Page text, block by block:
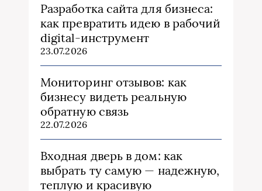
Разработка сайта для бизнеса:
как превратить идею в рабочий
digital-инструмент
23.07.2026
Мониторинг отзывов: как
бизнесу видеть реальную
обратную связь
22.07.2026
Входная дверь в дом: как
выбрать ту самую — надежную,
теплую и красивую